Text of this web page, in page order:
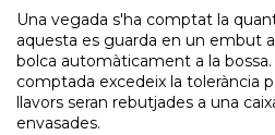
Una vegada s'ha comptat la
aquesta es guarda en un embut
bolca automàticament a la
comptada excedeix la tolerància
llavors seran rebutjades a una
envasades.